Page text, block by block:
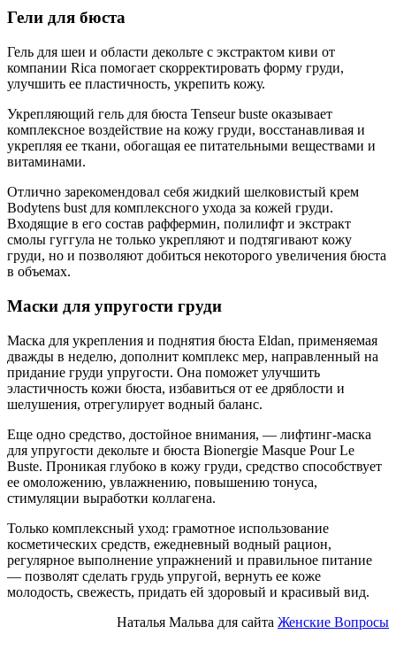
Гели для бюста
Гель для шеи и области декольте с экстрактом киви от
компании Rica помогает скорректировать форму груди,
улучшить ее пластичность, укрепить кожу.
Укрепляющий гель для бюста Tenseur buste оказывает
комплексное воздействие на кожу груди, восстанавливая и
укрепляя ее ткани, обогащая ее питательными веществами и
витаминами.
Отлично зарекомендовал себя жидкий шелковистый крем
Bodytens bust для комплексного ухода за кожей груди.
Входящие в его состав раффермин, полилифт и экстракт
смолы гуггула не только укрепляют и подтягивают кожу
груди, но и позволяют добиться некоторого увеличения бюста
в объемах.
Маски для упругости груди
Маска для укрепления и поднятия бюста Eldan, применяемая
дважды в неделю, дополнит комплекс мер, направленный на
придание груди упругости. Она поможет улучшить
эластичность кожи бюста, избавиться от ее дряблости и
шелушения, отрегулирует водный баланс.
Еще одно средство, достойное внимания, — лифтинг-маска
для упругости декольте и бюста Bionergie Masque Pour Le
Buste. Проникая глубоко в кожу груди, средство способствует
ее омоложению, увлажнению, повышению тонуса,
стимуляции выработки коллагена.
Только комплексный уход: грамотное использование
косметических средств, ежедневный водный рацион,
регулярное выполнение упражнений и правильное питание
— позволят сделать грудь упругой, вернуть ее коже
молодость, свежесть, придать ей здоровый и красивый вид.
Наталья Мальва для сайта Женские Вопросы